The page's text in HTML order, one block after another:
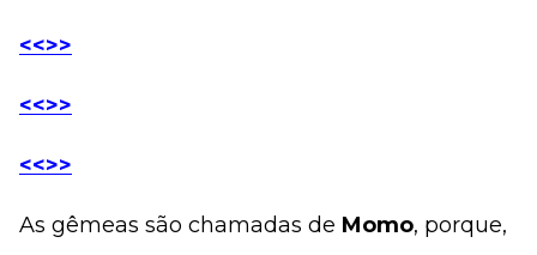
<<>>
<<>>
<<>>
As gêmeas são chamadas de Momo, porque,